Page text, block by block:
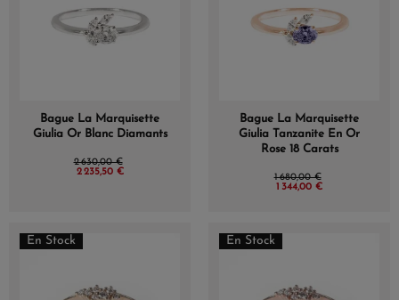
Bague La Marquisette
Giulia Or Blanc Diamants
2 630,00 €
2 235,50 €
Bague La Marquisette
Giulia Tanzanite En Or
Rose 18 Carats
1 680,00 €
1 344,00 €
En Stock En Stock